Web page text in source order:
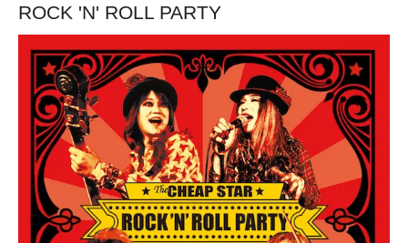
ROCK 'N' ROLL PARTY